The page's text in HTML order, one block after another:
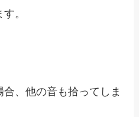
。
、他の音も拾ってしま